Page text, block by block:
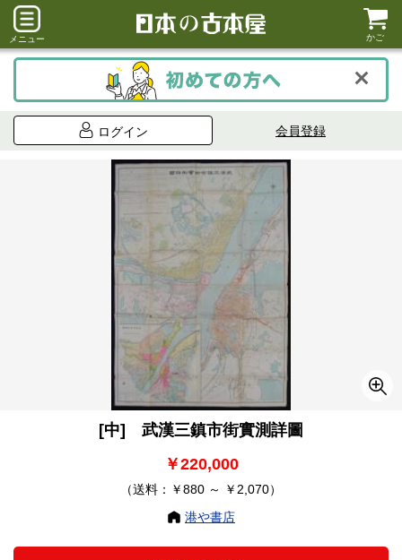
メニュー かご
ログイン 会員登録
[中] 武漢三鎮市街實測詳圖
￥220,000
（送料：￥880 ～ ￥2,070）
港や書店